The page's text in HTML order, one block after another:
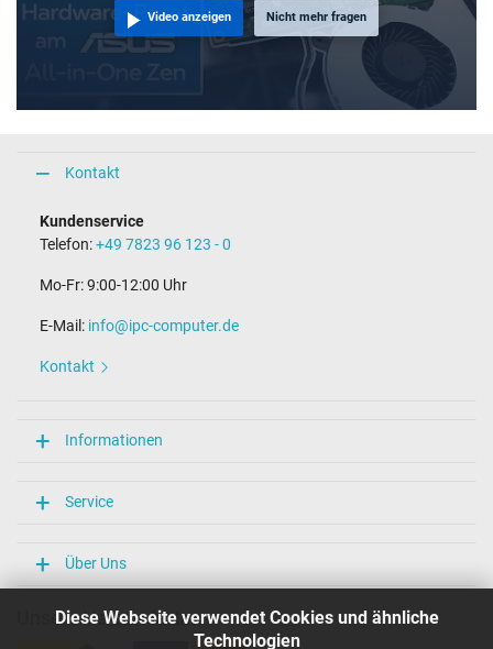
Diese Webseite verwendet Cookies und ähnliche
Technologien
Video anzeigen Nicht mehr fragen
Kontakt
Kundenservice
Telefon:+49 7823 96 123 - 0
Mo-Fr: 9:00-12:00 Uhr
E-Mail: info@ipc-computer.de
Kontakt
Informationen
Service
Über Uns
Unsere Versandarten